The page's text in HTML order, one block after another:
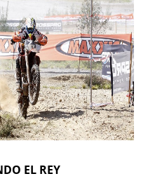
EL REY